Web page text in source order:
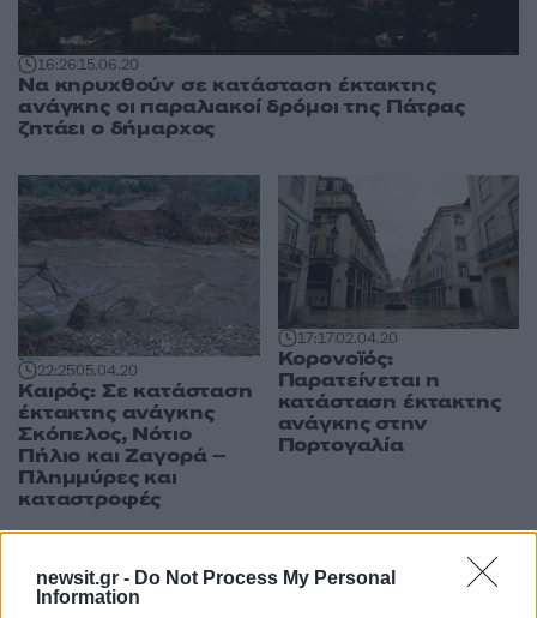
newsit.gr - Do Not Process My Personal
Information
16:2615.06.20
Να κηρυχθούν σε κατάσταση έκτακτης
ανάγκης οι παραλιακοί δρόμοι της Πάτρας
ζητάει ο δήμαρχος
22:2505.04.20
Καιρός: Σε κατάσταση
έκτακτης ανάγκης
Σκόπελος, Νότιο
Πήλιο και Ζαγορά –
Πλημμύρες και
καταστροφές
17:1702.04.20
Κορονοϊός:
Παρατείνεται η
κατάσταση έκτακτης
ανάγκης στην
Πορτογαλία
ΔΙΑΦΗΜΙΣΗ